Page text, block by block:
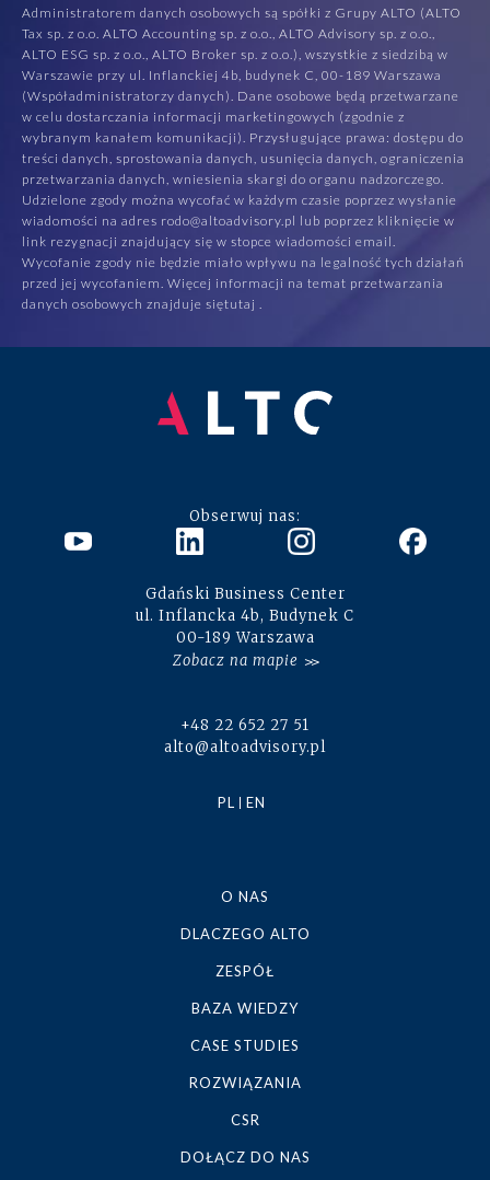
Administratorem danych osobowych są spółki z Grupy ALTO (ALTO
Tax sp. z o.o. ALTO Accounting sp. z o.o., ALTO Advisory sp. z o.o.,
ALTO ESG sp. z o.o., ALTO Broker sp. z o.o.), wszystkie z siedzibą w
Warszawie przy ul. Inflanckiej 4b, budynek C, 00-189 Warszawa
(Współadministratorzy danych). Dane osobowe będą przetwarzane
w celu dostarczania informacji marketingowych (zgodnie z
wybranym kanałem komunikacji). Przysługujące prawa: dostępu do
treści danych, sprostowania danych, usunięcia danych, ograniczenia
przetwarzania danych, wniesienia skargi do organu nadzorczego.
Udzielone zgody można wycofać w każdym czasie poprzez wysłanie
wiadomości na adres rodo@altoadvisory.pl lub poprzez kliknięcie w
link rezygnacji znajdujący się w stopce wiadomości email.
Wycofanie zgody nie będzie miało wpływu na legalność tych działań
przed jej wycofaniem. Więcej informacji na temat przetwarzania
danych osobowych znajduje siętutaj
Obserwuj nas:
Gdański Business Center
ul. Inflancka 4b, Budynek C
00-189 Warszawa
Zobacz na mapie
+48 22 652 27 51
alto@altoadvisory.pl
PL EN
O NAS
DLACZEGO ALTO
ZESPÓŁ
BAZA WIEDZY
CASE STUDIES
ROZWIĄZANIA
CSR
DOŁĄCZ DO NAS